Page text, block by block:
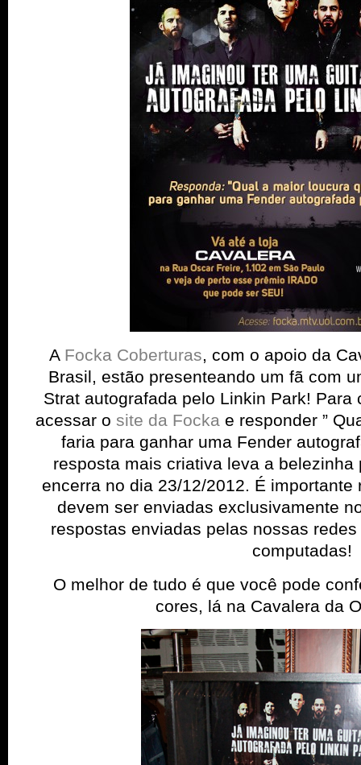
A Focka Coberturas, com o apoio da
Brasil, estão presenteando um fã com
Strat autografada pelo Linkin Park! Para
acessar o site da Focka e responder ”
faria para ganhar uma Fender
resposta mais criativa leva a
encerra no dia 23/12/2012. É
devem ser enviadas exclusivamente
respostas enviadas pelas nossas
computadas!
O melhor de tudo é que você pode
cores, lá na Cavalera da